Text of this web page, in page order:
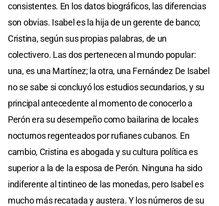
consistentes. En los datos biográficos, las diferencias
son obvias. Isabel es la hija de un gerente de banco;
Cristina, según sus propias palabras, de un
colectivero. Las dos pertenecen al mundo popular:
una, es una Martínez; la otra, una Fernández De Isabel
no se sabe si concluyó los estudios secundarios, y su
principal antecedente al momento de conocerlo a
Perón era su desempeño como bailarina de locales
nocturnos regenteados por rufianes cubanos. En
cambio, Cristina es abogada y su cultura política es
superior a la de la esposa de Perón. Ninguna ha sido
indiferente al tintineo de las monedas, pero Isabel es
mucho más recatada y austera. Y los números de su